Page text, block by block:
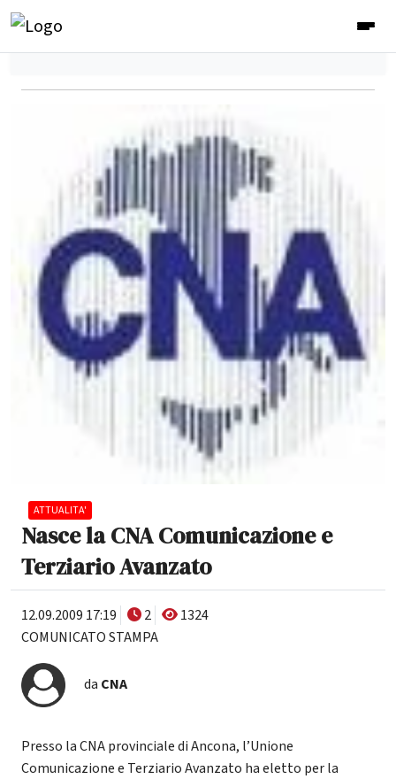
ATTUALITA'
Nasce la CNA Comunicazione e
Terziario Avanzato
12.09.2009 17:19 2
1324
COMUNICATO STAMPA
da CNA
Presso la CNA provinciale di Ancona, l’Unione
Comunicazione e Terziario Avanzato ha eletto per la